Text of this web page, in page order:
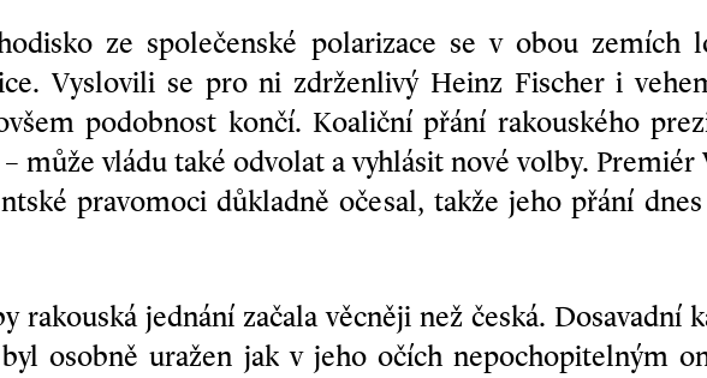
ze společenské polarizace se v obou zemích
Vyslovili se pro ni zdrženlivý Heinz Fischer i
podobnost končí. Koaliční přání rakouského
může vládu také odvolat a vyhlásit nové volby. Premiér
pravomoci důkladně očesal, takže jeho přání
rakouská jednání začala věcněji než česká. Dosavadní
osobně uražen jak v jeho očích nepochopitelným